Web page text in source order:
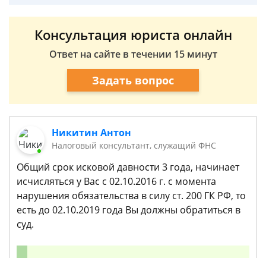
Консультация юриста онлайн
Ответ на сайте в течении 15 минут
Задать вопрос
Никитин Антон
Налоговый консультант, служащий ФНС
Общий срок исковой давности 3 года, начинает
исчисляться у Вас с 02.10.2016 г. с момента
нарушения обязательства в силу ст. 200 ГК РФ, то
есть до 02.10.2019 года Вы должны обратиться в
суд.